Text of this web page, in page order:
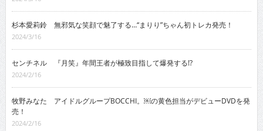
杉本愛莉鈴 無邪気な笑顔で魅了する…“まりり”ちゃん初トレカ発売！
2024/3/16
センチネル 『月笑』年間王者が極致目指して爆発する!?
2024/2/16
牧野みなた アイドルグループBOCCHI。￼の黄色担当がデビューDVDを発
売！
2024/2/16